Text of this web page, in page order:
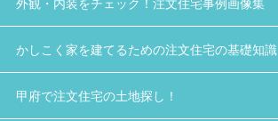
外観・内装をチェック！注文住宅事例画像集
かしこく家を建てるための注文住宅の基礎知識
甲府で注文住宅の土地探し！